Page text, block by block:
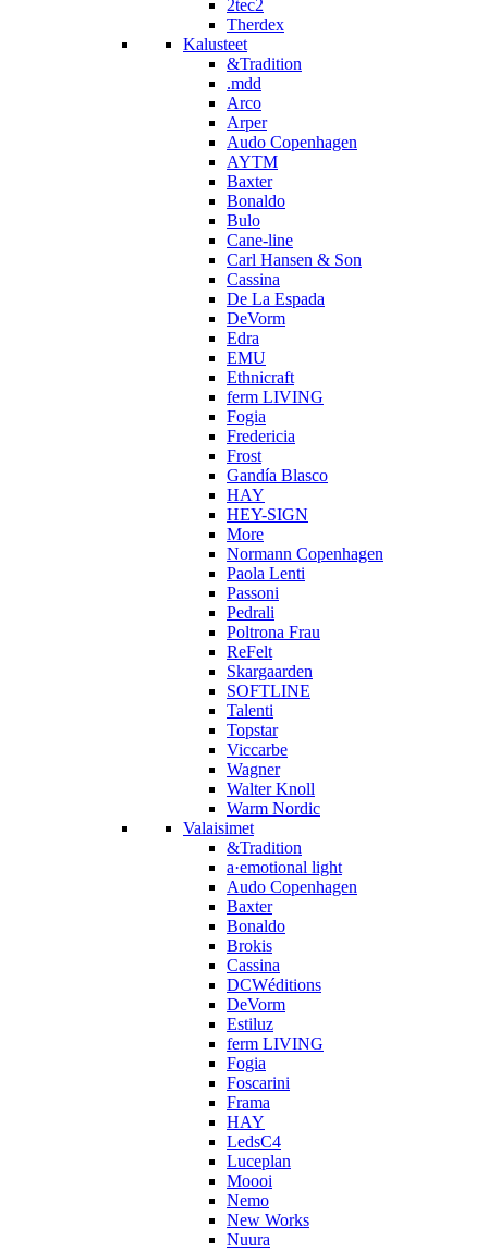
2tec2
Therdex
Kalusteet
&Tradition
.mdd
Arco
Arper
Audo Copenhagen
AYTM
Baxter
Bonaldo
Bulo
Cane-line
Carl Hansen & Son
Cassina
De La Espada
DeVorm
Edra
EMU
Ethnicraft
ferm LIVING
Fogia
Fredericia
Frost
Gandía Blasco
HAY
HEY-SIGN
More
Normann Copenhagen
Paola Lenti
Passoni
Pedrali
Poltrona Frau
ReFelt
Skargaarden
SOFTLINE
Talenti
Topstar
Viccarbe
Wagner
Walter Knoll
Warm Nordic
Valaisimet
&Tradition
a·emotional light
Audo Copenhagen
Baxter
Bonaldo
Brokis
Cassina
DCWéditions
DeVorm
Estiluz
ferm LIVING
Fogia
Foscarini
Frama
HAY
LedsC4
Luceplan
Moooi
Nemo
New Works
Nuura